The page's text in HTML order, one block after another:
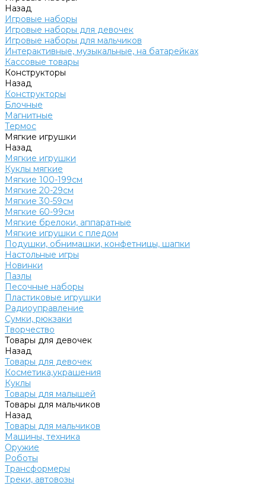
Назад
Игровые наборы
Игровые наборы для девочек
Игровые наборы для мальчиков
Интерактивные, музыкальные, на батарейках
Кассовые товары
Конструкторы
Назад
Конструкторы
Блочные
Магнитные
Термос
Мягкие игрушки
Назад
Мягкие игрушки
Куклы мягкие
Мягкие 100-199см
Мягкие 20-29см
Мягкие 30-59см
Мягкие 60-99см
Мягкие брелоки, аппаратные
Мягкие игрушки с пледом
Подушки, обнимашки, конфетницы, шапки
Настольные игры
Новинки
Пазлы
Песочные наборы
Пластиковые игрушки
Радиоуправление
Сумки, рюкзаки
Творчество
Товары для девочек
Назад
Товары для девочек
Косметика,украшения
Куклы
Товары для малышей
Товары для мальчиков
Назад
Товары для мальчиков
Машины, техника
Оружие
Роботы
Трансформеры
Треки, автовозы